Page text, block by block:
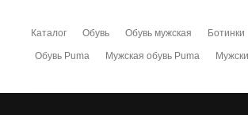
Каталог Обувь Обувь мужская Ботинки
Обувь Puma Мужская обувь Puma